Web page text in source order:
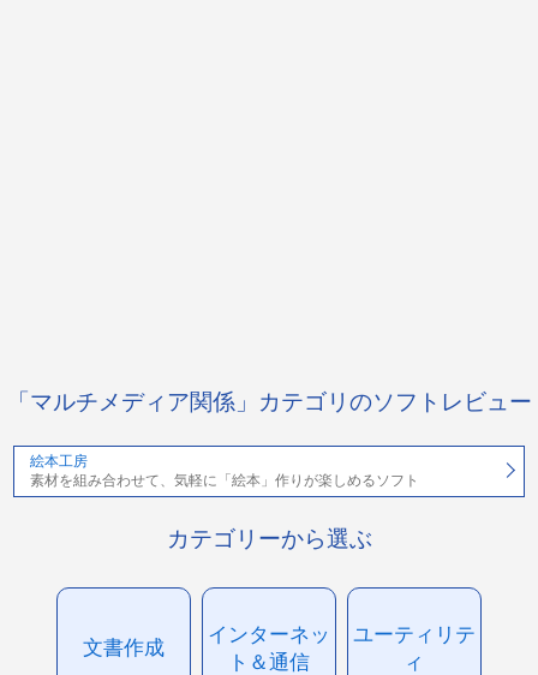
「マルチメディア関係」カテゴリのソフトレビュー
絵本工房
素材を組み合わせて、気軽に「絵本」作りが楽しめるソフト
カテゴリーから選ぶ
文書作成
インターネッ
ト＆通信
ユーティリテ
ィ